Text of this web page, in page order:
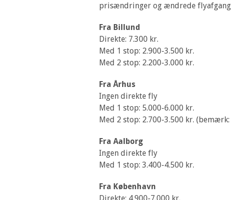
prisændringer og ændrede
Fra Billund
Direkte: 7.300 kr.
Med 1 stop: 2.900-3.500 kr.
Med 2 stop: 2.200-3.000 kr.
Fra Århus
Ingen direkte fly
Med 1 stop: 5.000-6.000 kr.
Med 2 stop: 2.700-3.500 kr.
Fra Aalborg
Ingen direkte fly
Med 1 stop: 3.400-4.500 kr.
Fra København